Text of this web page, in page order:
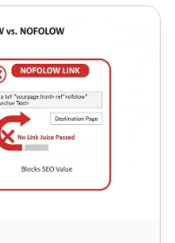
link juice? Guía SEO